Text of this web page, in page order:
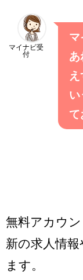
マイナビ受
付
マ
あ
い
て
無料アカウ
新の求人情
ます。